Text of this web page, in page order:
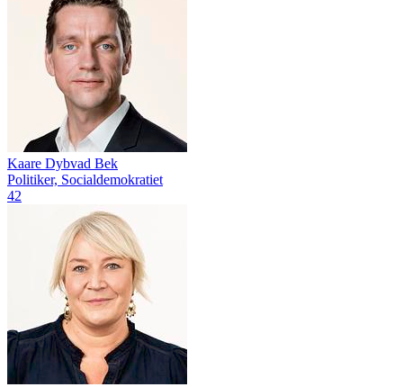
Kaare Dybvad Bek
Politiker, Socialdemokratiet
42